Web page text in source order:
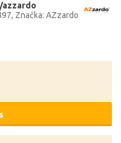
azzardo
Značka: AZzardo